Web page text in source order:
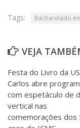
Tags: Bacharelado
VEJA
Festa do Livro da
Carlos abre
com espetáculo de
vertical nas
comemorações dos